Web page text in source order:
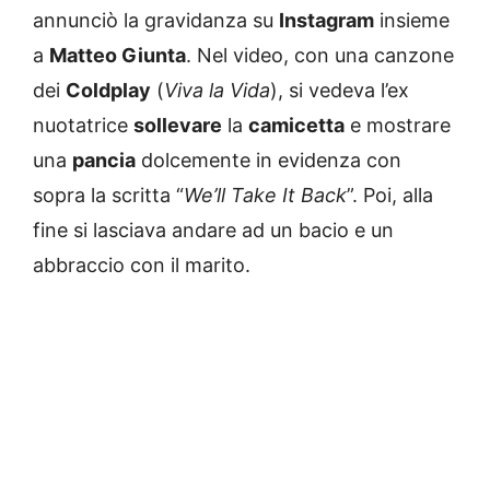
annunciò la gravidanza su Instagram insieme
a Matteo Giunta. Nel video, con una canzone
dei Coldplay (Viva la Vida), si vedeva l’ex
nuotatrice sollevare la camicetta e mostrare
una pancia dolcemente in evidenza con
sopra la scritta “We’ll Take It Back”. Poi, alla
fine si lasciava andare ad un bacio e un
abbraccio con il marito.